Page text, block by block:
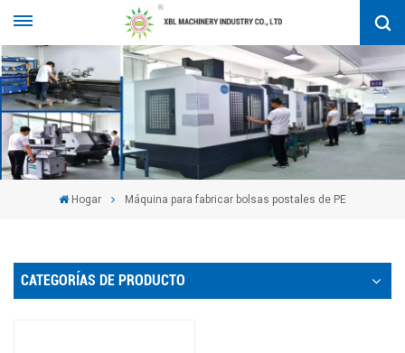
Hogar Máquina para fabricar bolsas postales de PE
CATEGORÍAS DE PRODUCTO